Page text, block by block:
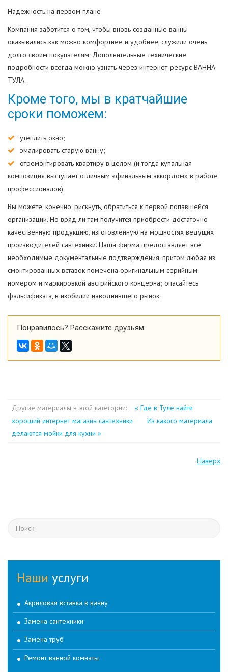
Надежность на первом плане
Компания заботится о том, чтобы вновь созданные ванны
оказывались как можно комфортнее и удобнее, служили очень
долго своим покупателям. Дополнительные технические
подробности всегда можно узнать через интернет-ресурс ВАННА
ТУЛА.
Кроме того, мы в кратчайшие
сроки поможем:
утеплить окно;
эмалировать старую ванну;
отремонтировать квартиру в целом (и тогда купальная
композиция выступает отличным «финальным аккордом» в работе
профессионалов).
Вы можете, конечно, рискнуть, обратиться к первой попавшейся
организации. Но вряд ли там получится приобрести достаточно
качественную продукцию, изготовленную на мощностях ведущих
производителей сантехники. Наша фирма предоставляет все
необходимые документальные подтверждения, притом любая из
смонтированных вставок помечена оригинальным серийным
номером и маркировкой австрийского концерна; опасайтесь
фальсификата, в изобилии наводнившего рынок.
Понравилось? Расскажите друзьям:
Другие материалы в этой категории:
« Где в Туле найти
хороший интернет магазин сантехники
Из какого материала
делаются мойки для кухни »
Наверх
Наши услуги
Акриловая вставка в ванну
Замена сантехники
Замена труб
Ремонт ванной комнаты